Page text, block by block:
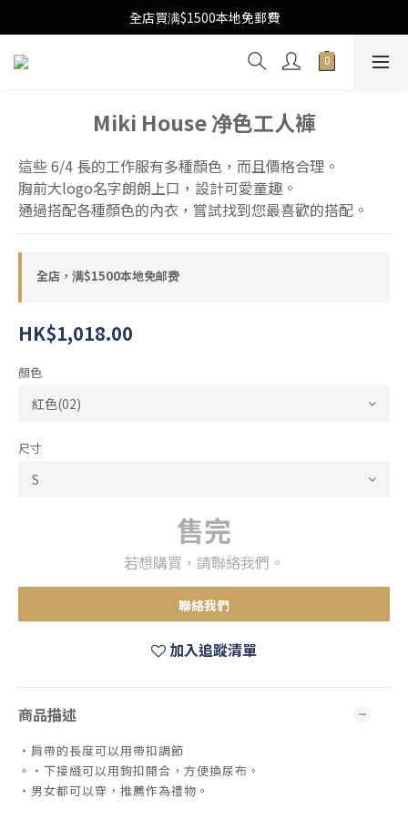
Free Local Shipping Upon $1500 purchase
全店買满$1500本地免郵費
Free Local Shipping Upon $1500 purchase
Miki House 净色工人褲
這些 6/4 長的工作服有多種顏色，而且價格合理。
胸前大logo名字朗朗上口，設計可愛童趣。
通過搭配各種顏色的內衣，嘗試找到您最喜歡的搭配。
全店，满$1500本地免邮费
HK$1,018.00
顏色
尺寸
售完
若想購買，請聯絡我們。
聯絡我們
加入追蹤清單
商品描述
・肩帶的長度可以用帶扣調節
。・下接縫可以用鉤扣開合，方便換尿布。
・男女都可以穿，推薦作為禮物。